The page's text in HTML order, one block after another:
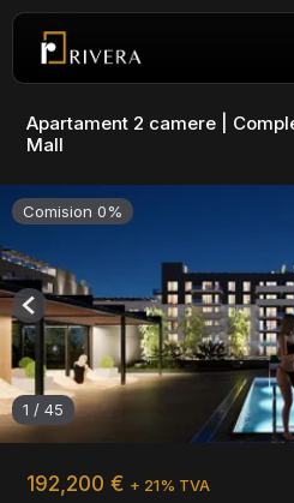
Apartament 2 camere |
Mall
192,200 € + 21% TVA
Comision 0%
1 / 45
Previous